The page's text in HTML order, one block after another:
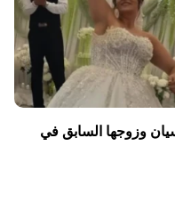
وزوجها السابق في